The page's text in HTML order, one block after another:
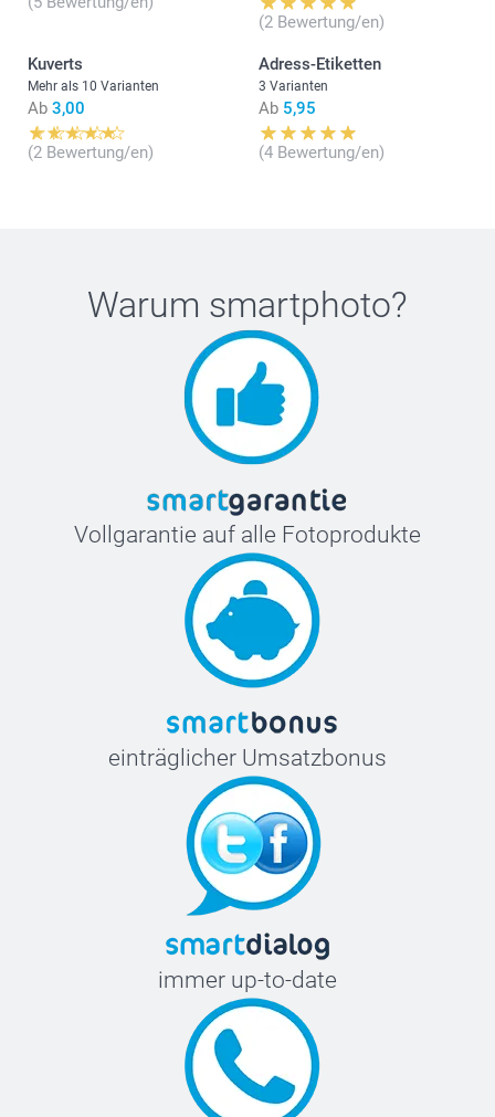
(2 Bewertung/en)
Kuverts
Mehr als 10 Varianten
Ab 3,00
(2 Bewertung/en)
Adress-Etiketten
3 Varianten
Ab 5,95
(4 Bewertung/en)
Warum smartphoto?
Vollgarantie auf alle Fotoprodukte
einträglicher Umsatzbonus
immer up-to-date